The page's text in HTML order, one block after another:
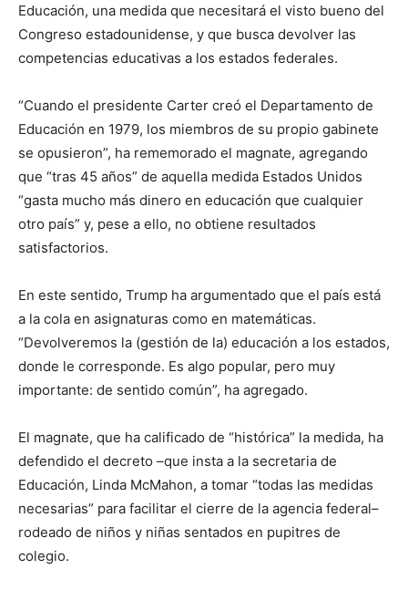
Educación, una medida que necesitará el visto bueno del
Congreso estadounidense, y que busca devolver las
competencias educativas a los estados federales.
“Cuando el presidente Carter creó el Departamento de
Educación en 1979, los miembros de su propio gabinete
se opusieron”, ha rememorado el magnate, agregando
que “tras 45 años” de aquella medida Estados Unidos
“gasta mucho más dinero en educación que cualquier
otro país” y, pese a ello, no obtiene resultados
satisfactorios.
En este sentido, Trump ha argumentado que el país está
a la cola en asignaturas como en matemáticas.
“Devolveremos la (gestión de la) educación a los estados,
donde le corresponde. Es algo popular, pero muy
importante: de sentido común”, ha agregado.
El magnate, que ha calificado de “histórica” la medida, ha
defendido el decreto –que insta a la secretaria de
Educación, Linda McMahon, a tomar “todas las medidas
necesarias” para facilitar el cierre de la agencia federal–
rodeado de niños y niñas sentados en pupitres de
colegio.